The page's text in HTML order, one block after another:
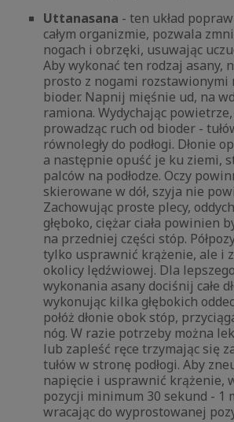
Uttanasana - ten układ
całym organizmie, pozwala
nogach i obrzęki, usuwając
Aby wykonać ten rodzaj asany,
prosto z nogami rozstawionymi
bioder. Napnij mięśnie ud, na
ramiona. Wydychając
prowadząc ruch od bioder -
równoległy do podłogi. Dłonie
a następnie opuść je ku ziemi,
palców na podłodze. Oczy
skierowane w dół, szyja nie
Zachowując proste plecy,
głęboko, ciężar ciała powinien
na przedniej części stóp.
tylko usprawnić krążenie, ale i
okolicy lędźwiowej. Dla
wykonania asany dociśnij całe
wykonując kilka głębokich
połóż dłonie obok stóp,
nóg. W razie potrzeby można
lub zapleść ręce trzymając się
tułów w stronę podłogi. Aby
napięcie i usprawnić krążenie,
pozycji minimum 30 sekund - 1
wracając do wyprostowanej